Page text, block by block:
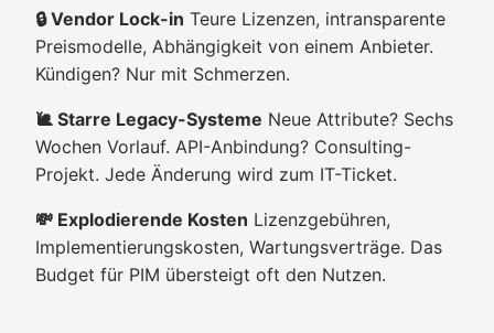
🔒 Vendor Lock-in Teure Lizenzen, intransparente
Preismodelle, Abhängigkeit von einem Anbieter.
Kündigen? Nur mit Schmerzen.
🐌 Starre Legacy-Systeme Neue Attribute? Sechs
Wochen Vorlauf. API-Anbindung? Consulting-
Projekt. Jede Änderung wird zum IT-Ticket.
💸 Explodierende Kosten Lizenzgebühren,
Implementierungskosten, Wartungsverträge. Das
Budget für PIM übersteigt oft den Nutzen.